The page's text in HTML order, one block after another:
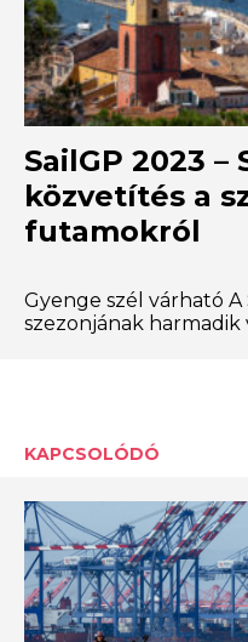
SailGP 2023 –
közvetítés a
futamokról
Gyenge szél várható A
szezonjának harmadik
KAPCSOLÓDÓ